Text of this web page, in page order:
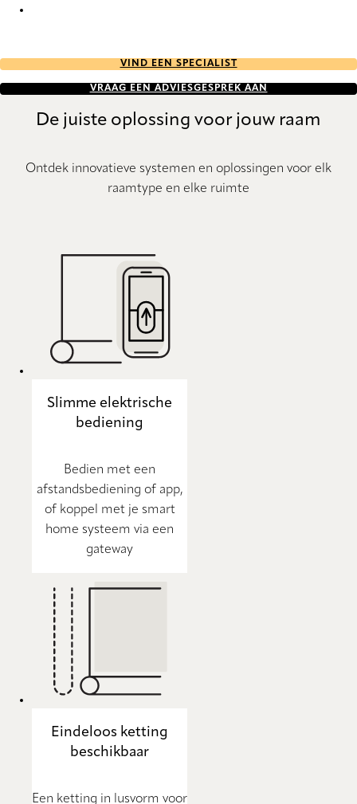
VIND EEN SPECIALIST
VRAAG EEN ADVIESGESPREK AAN
De juiste oplossing voor jouw raam
Ontdek innovatieve systemen en oplossingen voor elk
raamtype en elke ruimte
Slimme elektrische
bediening
Bedien met een
afstandsbediening of app,
of koppel met je smart
home systeem via een
gateway
Eindeloos ketting
beschikbaar
Een ketting in lusvorm voor